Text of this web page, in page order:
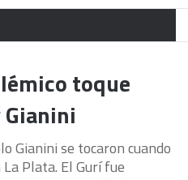
toque
Gianini se tocaron cuando
Plata. El Gurí fue